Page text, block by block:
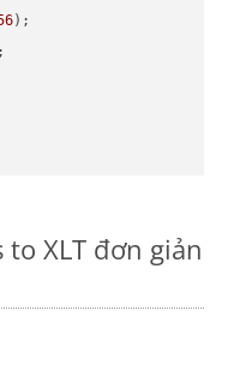
);
to XLT đơn giản